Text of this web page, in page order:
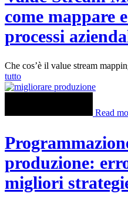
come mappare
processi
Che cos’è il value stream
tutto
Read
produzione:
migliori